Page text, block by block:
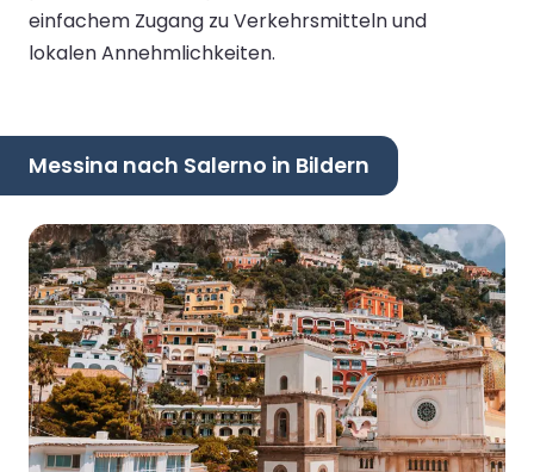
einfachem Zugang zu Verkehrsmitteln und
lokalen Annehmlichkeiten.
Messina nach Salerno in Bildern